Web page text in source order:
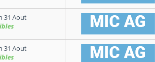
31 Aout
31 Aout